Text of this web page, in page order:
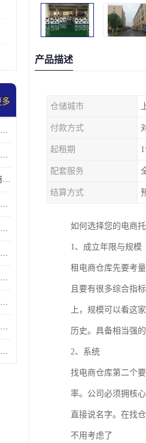
多
玩具类短租仓库出租价格 租期灵活 智能电商配套
净化器类临时仓库出租 设计简单 电商仓储物流战略合作
云仓仓储公司 面积灵活 电商仓储物流战略合作
办公用品类云仓仓储公司 存货周转很快 电商仓储物流战略整合
办公用品类托管仓库出租 货物装卸方便 电商仓储物流战略合作
建材用品类临时仓库出租 货物装卸方便 仓储供应链配套
酒店设备类云仓仓储价格 缓解企业储存压力 智能电商配套
健身器材类代发货仓库出租 租期灵活 新媒体平台配套
家具类短租仓库出租价格 应用广泛 智能电商配套
休闲食品类托管仓库出租 营造良好环境氛围 垂直电商配套
产品描述
仓储城市
付款方式
起租期
配套服务
结算方式
如何选择您的电商
1、成立年限与规模
租电商仓库先要考
且要有很多综合指
上，规模可以看这
历史。具备相当强
2、系统
找电商仓库第二个
率。公司必须拥核
直接说名字。在找
不用考虑了